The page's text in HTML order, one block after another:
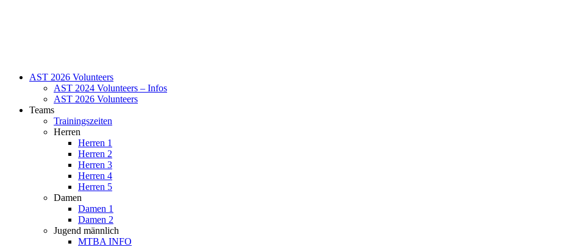
AST 2026 Volunteers
AST 2024 Volunteers – Infos
AST 2026 Volunteers
Teams
Trainingszeiten
Herren
Herren 1
Herren 2
Herren 3
Herren 4
Herren 5
Damen
Damen 1
Damen 2
Jugend männlich
MTBA INFO